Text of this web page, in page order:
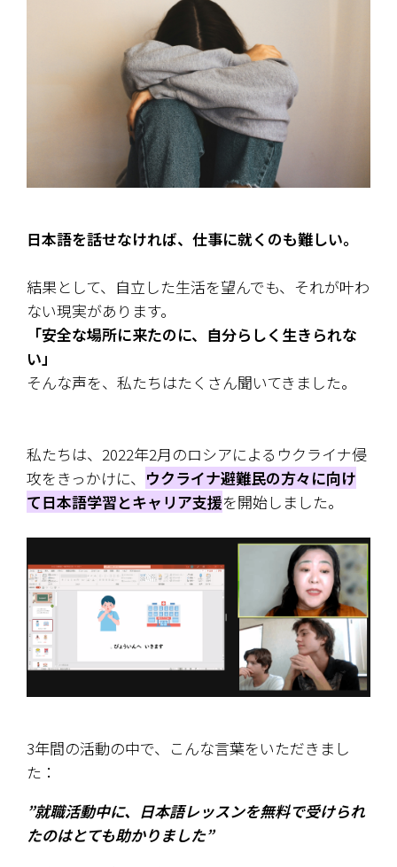
日本語を話せなければ、仕事に就くのも難しい――。
結果として、自立した生活を望んでも、それが叶わ
ない現実があります。
「安全な場所に来たのに、自分らしく生きられな
い」
そんな声を、私たちはたくさん聞いてきました。
私たちは、2022年2月のロシアによるウクライナ侵
攻をきっかけに、 ウクライナ避難民の方々に向け
て日本語学習とキャリア支援を開始しました。
3年間の活動の中で、こんな言葉をいただきまし
た：
”就職活動中に、日本語レッスンを無料で受けられ
たのはとても助かりました”